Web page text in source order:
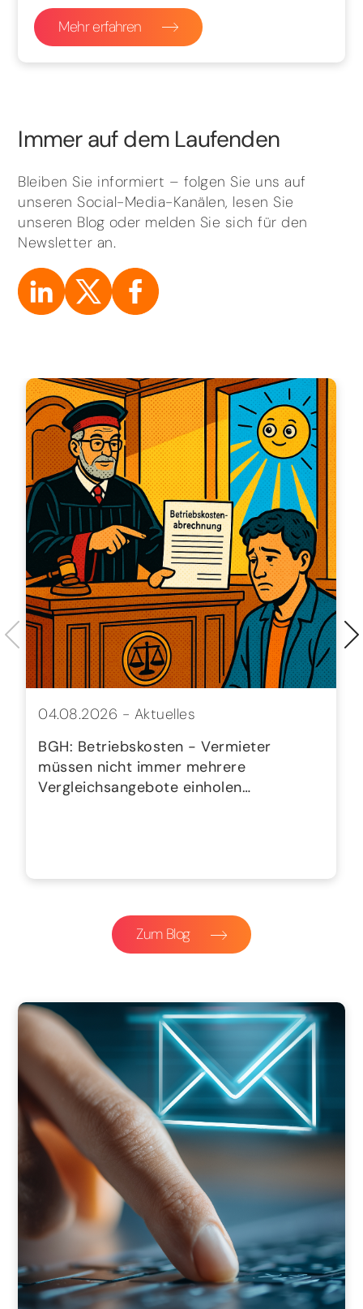
Mehr erfahren
Immer auf dem Laufenden
Bleiben Sie informiert – folgen Sie uns auf
unseren Social-Media-Kanälen, lesen Sie
unseren Blog oder melden Sie sich für den
Newsletter an.
04.08.2026 - Aktuelles
BGH: Betriebskosten - Vermieter
müssen nicht immer mehrere
Vergleichsangebote einholen…
Zum Blog